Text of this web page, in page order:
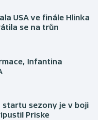
USA ve finále Hlinka
se na trůn
Infantina
startu sezony je v boji
Priske